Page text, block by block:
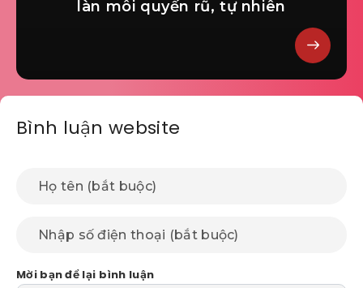
làn môi quyến rũ, tự nhiên
Bình luận website
Mời bạn để lại bình luận